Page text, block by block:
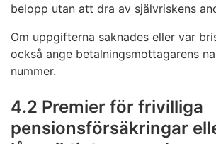
belopp utan att dra av självriskens
Om uppgifterna saknades eller var
också ange betalningsmottagarens
nummer.
4.2 Premier för frivilliga
pensionsförsäkringar